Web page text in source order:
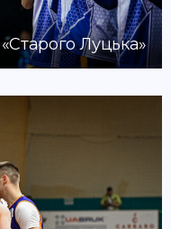
Луцька»